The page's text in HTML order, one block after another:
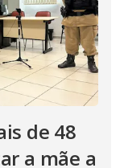
de 48
a mãe a